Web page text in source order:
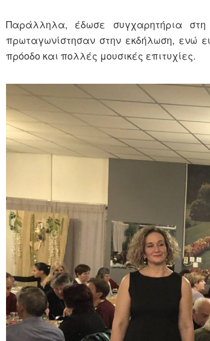
Παράλληλα, έδωσε συγχαρητήρια
πρωταγωνίστησαν στην εκδήλωση, ενώ
πρόοδο και πολλές μουσικές επιτυχίες.